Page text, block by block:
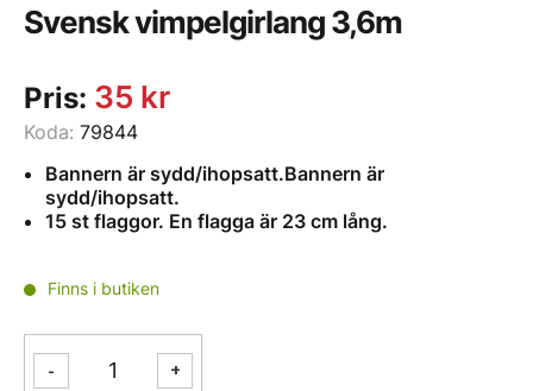
Svensk vimpelgirlang 3,6m
Koda: 79844
Bannern är sydd/ihopsatt.Bannern är
sydd/ihopsatt.
15 st flaggor. En flagga är 23 cm lång.
Finns i butiken
-
vimpelgirlang
+
Pris: 35 kr